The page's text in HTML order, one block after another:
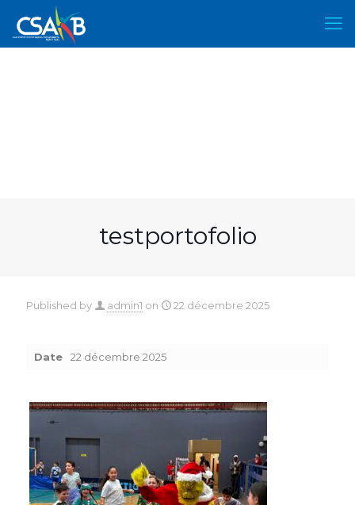
testportofolio
Published by admin1 on 22 décembre 2025
Date 22 décembre 2025READ